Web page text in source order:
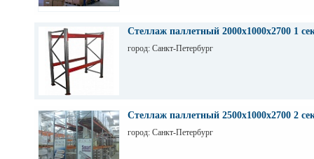
Стеллаж паллетный 2000х1000х2700 1
город: Санкт-Петербург
Стеллаж паллетный 2500х1000х2700 2
город: Санкт-Петербург